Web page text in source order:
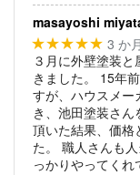
masayoshi
★★★★★ 3 か
３月に外壁塗装
きました。
15年
すが、ハウスメー
き、池田塗装さ
頂いた結果、価格
た。
職人さんも
っかりやってくれ